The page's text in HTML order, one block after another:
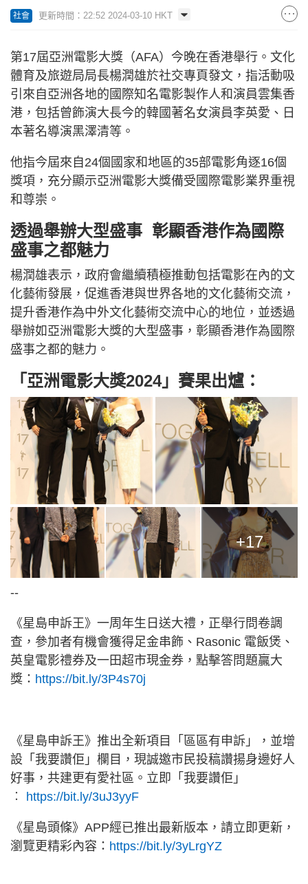
社會 更新時間：22:52 2024-03-10 HKT
第17屆亞洲電影大獎（AFA）今晚在香港舉行。文化
體育及旅遊局局長楊潤雄於社交專頁發文，指活動吸
引來自亞洲各地的國際知名電影製作人和演員雲集香
港，包括曾飾演大長今的韓國著名女演員李英愛、日
本著名導演黑澤清等。
他指今屆來自24個國家和地區的35部電影角逐16個
獎項，充分顯示亞洲電影大獎備受國際電影業界重視
和尊崇。
透過舉辦大型盛事 彰顯香港作為國際
盛事之都魅力
楊潤雄表示，政府會繼續積極推動包括電影在內的文
化藝術發展，促進香港與世界各地的文化藝術交流，
提升香港作為中外文化藝術交流中心的地位，並透過
舉辦如亞洲電影大獎的大型盛事，彰顯香港作為國際
盛事之都的魅力。
「亞洲電影大獎2024」賽果出爐：
+17
--
《星島申訴王》一周年生日送大禮，正舉行問卷調
查，參加者有機會獲得足金串飾、Rasonic 電飯煲、
英皇電影禮券及一田超市現金券，點擊答問題贏大
獎： https://bit.ly/3P4s70j
《星島申訴王》推出全新項目「區區有申訴」，並增
設「我要讚佢」欄目，現誠邀市民投稿讚揚身邊好人
好事，共建更有愛社區。立即「我要讚佢」
︰ https://bit.ly/3uJ3yyF
《星島頭條》APP經已推出最新版本，請立即更新，
瀏覽更精彩內容： https://bit.ly/3yLrgYZ